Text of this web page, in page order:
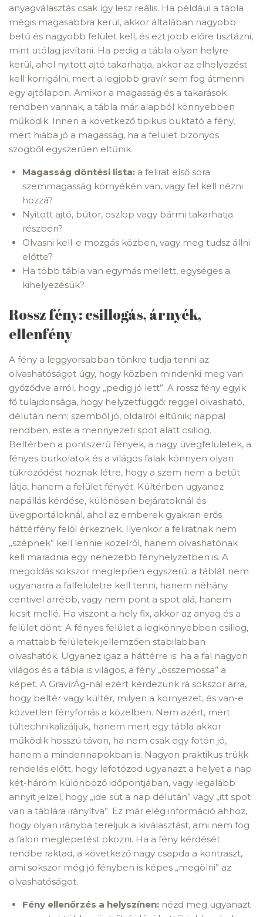
anyagválasztás csak így lesz reális. Ha például a tábla
mégis magasabbra kerül, akkor általában nagyobb
betű és nagyobb felület kell, és ezt jobb előre tisztázni,
mint utólag javítani. Ha pedig a tábla olyan helyre
kerül, ahol nyitott ajtó takarhatja, akkor az elhelyezést
kell korrigálni, mert a legjobb gravír sem fog átmenni
egy ajtólapon. Amikor a magasság és a takarások
rendben vannak, a tábla már alapból könnyebben
működik. Innen a következő tipikus buktató a fény,
mert hiába jó a magasság, ha a felület bizonyos
szögből egyszerűen eltűnik.
Magasság döntési lista:a felirat első sora
szemmagasság környékén van, vagy fel kell nézni
hozzá?
Nyitott ajtó, bútor, oszlop vagy bármi takarhatja
részben?
Olvasni kell-e mozgás közben, vagy meg tudsz állni
előtte?
Ha több tábla van egymás mellett, egységes a
kihelyezésük?
Rossz fény: csillogás, árnyék,
ellenfény
A fény a leggyorsabban tönkre tudja tenni az
olvashatóságot úgy, hogy közben mindenki meg van
győződve arról, hogy „pedig jó lett”. A rossz fény egyik
fő tulajdonsága, hogy helyzetfüggő: reggel olvasható,
délután nem; szemből jó, oldalról eltűnik; nappal
rendben, este a mennyezeti spot alatt csillog.
Beltérben a pontszerű fények, a nagy üvegfelületek, a
fényes burkolatok és a világos falak könnyen olyan
tükröződést hoznak létre, hogy a szem nem a betűt
látja, hanem a felület fényét. Kültérben ugyanez
napállás kérdése, különösen bejáratoknál és
üvegportáloknál, ahol az emberek gyakran erős
háttérfény felől érkeznek. Ilyenkor a feliratnak nem
„szépnek” kell lennie közelről, hanem olvashatónak
kell maradnia egy nehezebb fényhelyzetben is. A
megoldás sokszor meglepően egyszerű: a táblát nem
ugyanarra a falfelületre kell tenni, hanem néhány
centivel arrébb, vagy nem pont a spot alá, hanem
kicsit mellé. Ha viszont a hely fix, akkor az anyag és a
felület dönt. A fényes felület a legkönnyebben csillog,
a mattabb felületek jellemzően stabilabban
olvashatók. Ugyanez igaz a háttérre is: ha a fal nagyon
világos és a tábla is világos, a fény „összemossa” a
képet. A GravírÁg-nál ezért kérdezünk rá sokszor arra,
hogy beltér vagy kültér, milyen a környezet, és van-e
közvetlen fényforrás a közelben. Nem azért, mert
túltechnikalizáljuk, hanem mert egy tábla akkor
működik hosszú távon, ha nem csak egy fotón jó,
hanem a mindennapokban is. Nagyon praktikus trükk
rendelés előtt, hogy lefotózod ugyanazt a helyet a nap
két-három különböző időpontjában, vagy legalább
annyit jelzel, hogy „ide süt a nap délután” vagy „itt spot
van a táblára irányítva”. Ez már elég információ ahhoz,
hogy olyan irányba tereljük a kiválasztást, ami nem fog
a falon meglepetést okozni. Ha a fény kérdését
rendbe raktad, a következő nagy csapda a kontraszt,
ami sokszor még jó fényben is képes „megölni” az
olvashatóságot.
Fény ellenőrzés a helyszínen:nézd meg ugyanazt